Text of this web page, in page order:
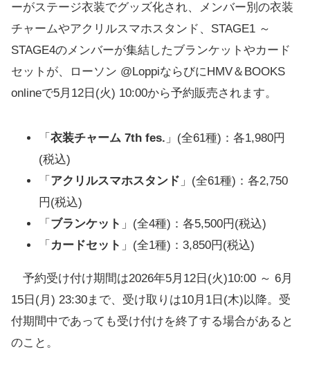
ーがステージ衣装でグッズ化され、メンバー別の衣装
チャームやアクリルスマホスタンド、STAGE1 ～
STAGE4のメンバーが集結したブランケットやカード
セットが、ローソン @LoppiならびにHMV＆BOOKS
onlineで5月12日(火) 10:00から予約販売されます。
「 衣装チャーム 7th fes. 」(全61種)：各1,980円
(税込)
「 アクリルスマホスタンド 」(全61種)：各2,750
円(税込)
「 ブランケット 」(全4種)：各5,500円(税込)
「 カードセット 」(全1種)：3,850円(税込)
予約受け付け期間は2026年5月12日(火)10:00 ～ 6月
15日(月) 23:30まで、受け取りは10月1日(木)以降。受
付期間中であっても受け付けを終了する場合があると
のこと。